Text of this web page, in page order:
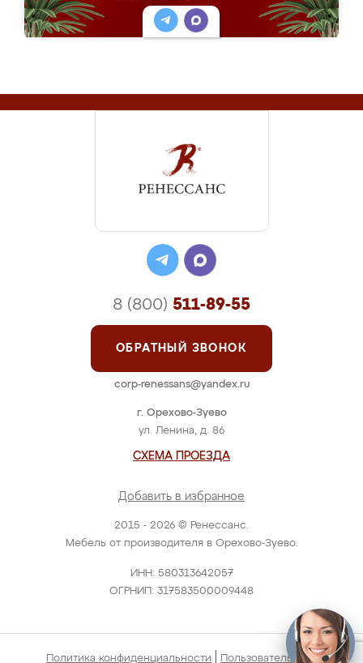
2015 - 2026 © Ренессанс.
Мебель от производителя в Орехово-Зуево.
ИНН: 580313642057
ОГРНИП: 317583500009448
г. Орехово-Зуево
ул. Ленина, д. 86
СХЕМА ПРОЕЗДА
Добавить в избранное
8 (800) 511-89-55
ОБРАТНЫЙ ЗВОНОК
corp-renessans@yandex.ru
Политика конфиденциальности Пользовательское